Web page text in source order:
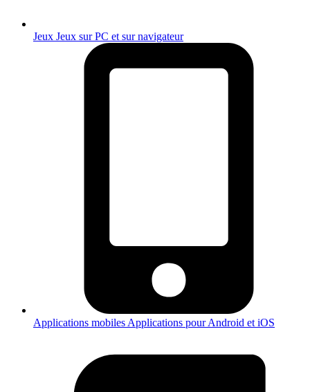
Jeux Jeux sur PC et sur navigateur
Applications mobiles Applications pour Android et iOS